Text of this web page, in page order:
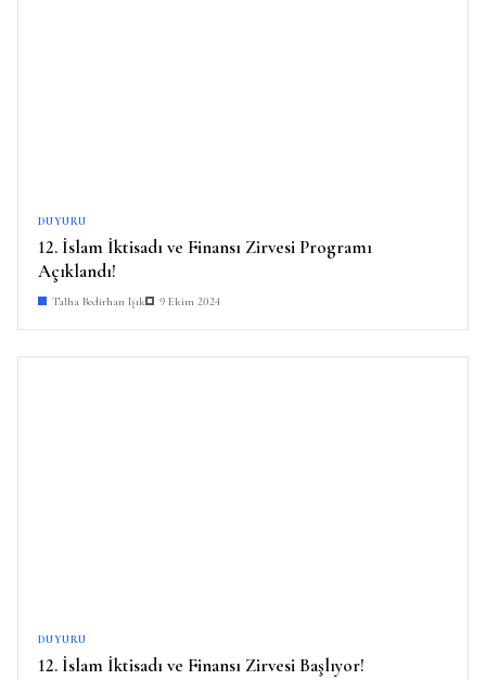
DUYURU
12. İslam İktisadı ve Finansı Zirvesi Programı
Açıklandı!
Talha Bedirhan Işık 9 Ekim 2024
DUYURU
12. İslam İktisadı ve Finansı Zirvesi Başlıyor!